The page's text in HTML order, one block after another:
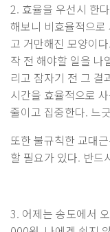
2. 효율을 우선시 한
해보니 비효율적으
고 거만해진 모양이
작 전 해야할 일을 나
리고 잠자기 전 그
시간을 효율적으로
줄이고 집중한다. 느
또한 불규칙한 교대
할 필요가 있다. 반드
3. 어제는 송도에서